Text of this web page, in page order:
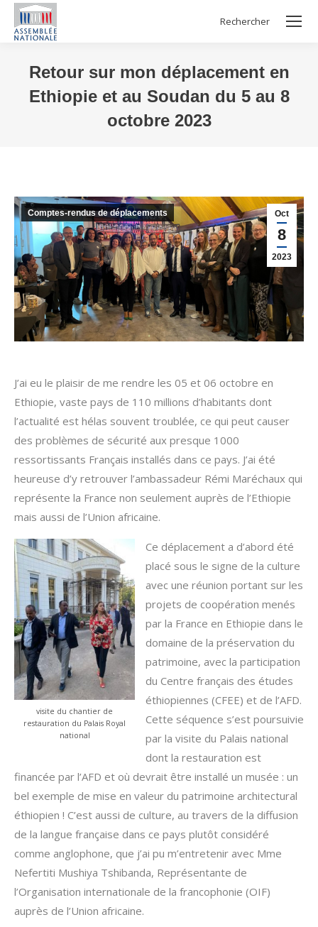
Search:
Rechercher
Retour sur mon déplacement en
Ethiopie et au Soudan du 5 au 8
octobre 2023
Oct
8
2023
Comptes-rendus de déplacements
J’ai eu le plaisir de me rendre les 05 et 06 octobre en
Ethiopie, vaste pays de 110 millions d’habitants dont
l’actualité est hélas souvent troublée, ce qui peut causer
des problèmes de sécurité aux presque 1000
ressortissants Français installés dans ce pays. J’ai été
heureuse d’y retrouver l’ambassadeur Rémi Maréchaux qui
représente la France non seulement auprès de l’Ethiopie
mais aussi de l’Union africaine.
visite du chantier de
restauration du Palais Royal
national
Ce déplacement a d’abord été
placé sous le signe de la culture
avec une réunion portant sur les
projets de coopération menés
par la France en Ethiopie dans le
domaine de la préservation du
patrimoine, avec la participation
du Centre français des études
éthiopiennes (CFEE) et de l’AFD.
Cette séquence s’est poursuivie
par la visite du Palais national
dont la restauration est
financée par l’AFD et où devrait être installé un musée : un
bel exemple de mise en valeur du patrimoine architectural
éthiopien ! C’est aussi de culture, au travers de la diffusion
de la langue française dans ce pays plutôt considéré
comme anglophone, que j’ai pu m’entretenir avec Mme
Nefertiti Mushiya Tshibanda, Représentante de
l’Organisation internationale de la francophonie (OIF)
auprès de l’Union africaine.